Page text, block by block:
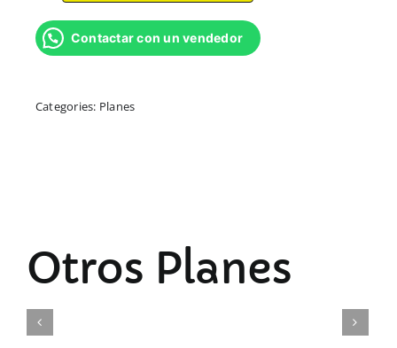
Contactar con un vendedor
Categories: Planes
Otros Planes
Emprendedor
Plan
Infinity